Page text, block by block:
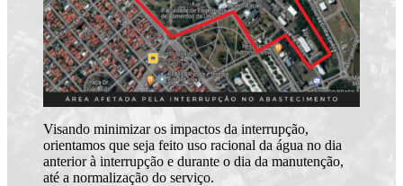
Visando minimizar os impactos da interrupção,
orientamos que seja feito uso racional da água no dia
anterior à interrupção e durante o dia da manutenção,
até a normalização do serviço.